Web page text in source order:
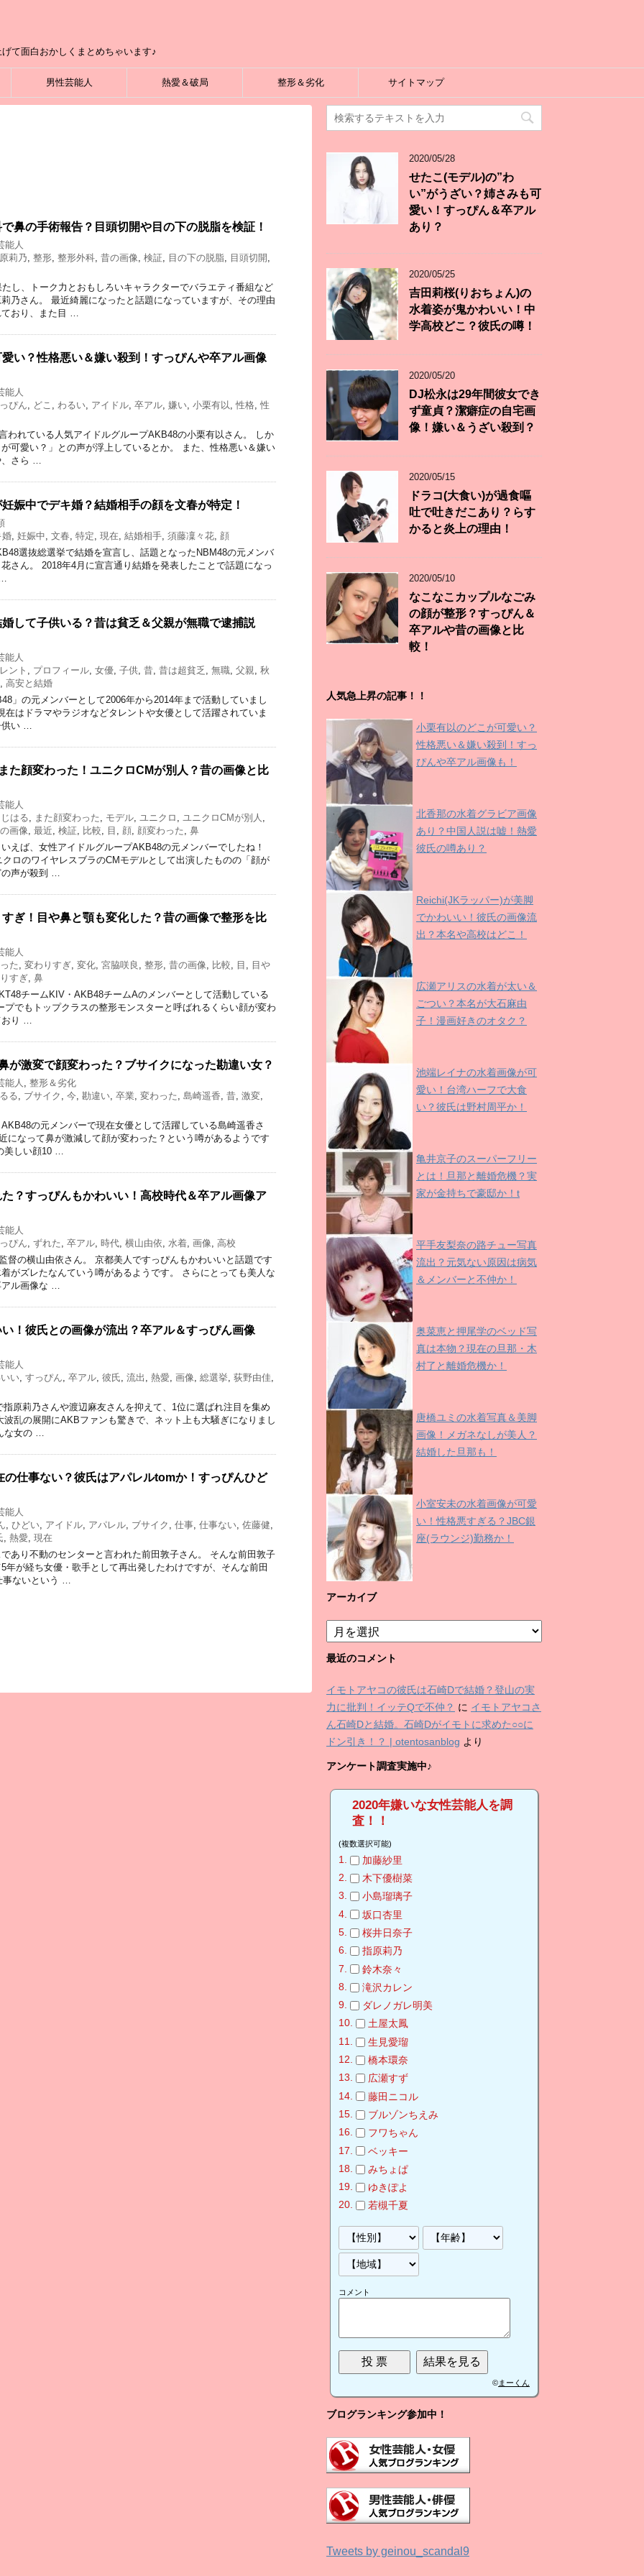
て面白おかしくまとめちゃいます♪
男性芸能人 熱愛＆破局 整形＆劣化 サイトマップ
鼻の手術報告？目頭切開や目の下の脱脂を検証！
能人
莉乃, 整形, 整形外科, 昔の画像, 検証, 目の下の脱脂, 目頭切開 ,
し、トーク力とおもしろいキャラクターでバラエティ番組など
乃さん。 最近綺麗になったと話題になっていますが、その理由
ており、また目 …
い？性格悪い＆嫌い殺到！すっぴんや卒アル画像
能人
ぴん, どこ , わるい, アイドル, 卒アル, 嫌い, 小栗有以, 性格, 性
われている人気アイドルグループAKB48の小栗有以さん。 しか
可愛い？」との声が浮上しているとか。 また、性格悪い＆嫌い
、さら …
娠中でデキ婚？結婚相手の顔を文春が特定！
婚, 妊娠中, 文春, 特定, 現在, 結婚相手, 須藤凜々花, 顔
選抜総選挙で結婚を宣言し、話題となったNBM48の元メンバ
さん。 2018年4月に宣言通り結婚を発表したことで話題になっ
して子供いる？昔は貧乏＆父親が無職で逮捕説
能人
ント , プロフィール, 女優, 子供, 昔, 昔は超貧乏 , 無職, 父親, 秋
, 高安と結婚
」の元メンバーとして2006年から2014年まで活動していまし
在はドラマやラジオなどタレントや女優として活躍されていま
供い …
た顔変わった！ユニクロCMが別人？昔の画像と比
能人
はる, また顔変わった, モデル, ユニクロ , ユニクロCMが別人 ,
画像, 最近, 検証, 比較, 目 , 顔, 顔変わった, 鼻
えば、女性アイドルグループAKB48の元メンバーでしたね！
クロのワイヤレスブラのCMモデルとして出演したものの「顔が
の声が殺到 …
ぎ！目や鼻と顎も変化した？昔の画像で整形を比
能人
た, 変わりすぎ, 変化, 宮脇咲良 , 整形, 昔の画像, 比較, 目 , 目や
すぎ, 鼻
チームKIV・AKB48チームAのメンバーとして活動している
プでもトップクラスの整形モンスターと呼ばれるくらい顔が変わ
おり …
が激変で顔変わった？ブサイクになった勘違い女？
能人, 整形＆劣化
る, ブサイク , 今, 勘違い, 卒業, 変わった, 島崎遥香, 昔, 激変,
の元メンバーで現在女優として活躍している島崎遥香さ
になって鼻が激減して顔が変わった？という噂があるようです
美しい顔10 …
？すっぴんもかわいい！高校時代＆卒アル画像ア
能人
ぴん, ずれた, 卒アル, 時代, 横山由依, 水着, 画像, 高校
督の横山由依さん。 京都美人ですっぴんもかわいいと話題です
がズレたなんていう噂があるようです。 さらにとっても美人な
アル画像な …
！彼氏との画像が流出？卒アル＆すっぴん画像
能人
い, すっぴん, 卒アル, 彼氏, 流出 , 熱愛, 画像, 総選挙, 荻野由佳,
原莉乃さんや渡辺麻友さんを抑えて、1位に選ばれ注目を集め
波乱の展開にAKBファンも驚きで、ネット上も大騒ぎになりまし
な女の …
の仕事ない？彼氏はアパレルtomか！すっぴんひど
能人
, ひどい, アイドル, アパレル, ブサイク , 仕事, 仕事ない, 佐藤健,
, 熱愛, 現在
あり不動のセンターと言われた前田敦子さん。 そんな前田敦子
年が経ち女優・歌手として再出発したわけですが、そんな前田
事ないという …
2020/05/28
せたこ(モデル)の”わ
い”がうざい？姉さみも可
愛い！すっぴん＆卒アル
あり？
2020/05/25
吉田莉桜(りおちょん)の
水着姿が鬼かわいい！中
学高校どこ？彼氏の噂！
2020/05/20
DJ松永は29年間彼女でき
ず童貞？潔癖症の自宅画
像！嫌い＆うざい殺到？
2020/05/15
ドラコ(大食い)が過食嘔
吐で吐きだこあり？らす
かると炎上の理由！
2020/05/10
なこなこカップルなごみ
の顔が整形？すっぴん＆
卒アルや昔の画像と比
較！
人気急上昇の記事！！
小栗有以のどこが可愛い？
性格悪い＆嫌い殺到！すっ
ぴんや卒アル画像も！
北香那の水着グラビア画像
あり？中国人説は嘘！熱愛
彼氏の噂あり？
Reichi(JKラッパー)が美脚
でかわいい！彼氏の画像流
出？本名や高校はどこ！
広瀬アリスの水着が太い＆
ごつい？本名が大石麻由
子！漫画好きのオタク？
池端レイナの水着画像が可
愛い！台湾ハーフで大食
い？彼氏は野村周平か！
亀井京子のスーパーフリー
とは！旦那と離婚危機？実
家が金持ちで豪邸か！t
平手友梨奈の路チュー写真
流出？元気ない原因は病気
＆メンバーと不仲か！
奥菜恵と押尾学のベッド写
真は本物？現在の旦那・木
村了と離婚危機か！
唐橋ユミの水着写真＆美脚
画像！メガネなしが美人？
結婚した旦那も！
小室安未の水着画像が可愛
い！性格悪すぎる？JBC銀
座(ラウンジ)勤務か！
アーカイブ
ア
ー
カ
ブ
最近のコメント
イモトアヤコの彼氏は石崎Dで結婚？登山の実
力に批判！イッテQで不仲？ に イモトアヤコさ
ん石崎Dと結婚。石崎Dがイモトに求めた○○に
ドン引き！？ | otentosanblog より
アンケート調査実施中♪
2020年嫌いな女性芸能人を調
査！！
(複数選択可能)
加藤紗里
木下優樹菜
小島瑠璃子
坂口杏里
桜井日奈子
指原莉乃
鈴木奈々
滝沢カレン
ダレノガレ明美
土屋太鳳
生見愛瑠
橋本環奈
広瀬すず
藤田ニコル
ブルゾンちえみ
フワちゃん
ベッキー
みちょぱ
ゆきぽよ
若槻千夏
コメント
©まーくん
ブログランキング参加中！
Tweets by geinou_scandal9